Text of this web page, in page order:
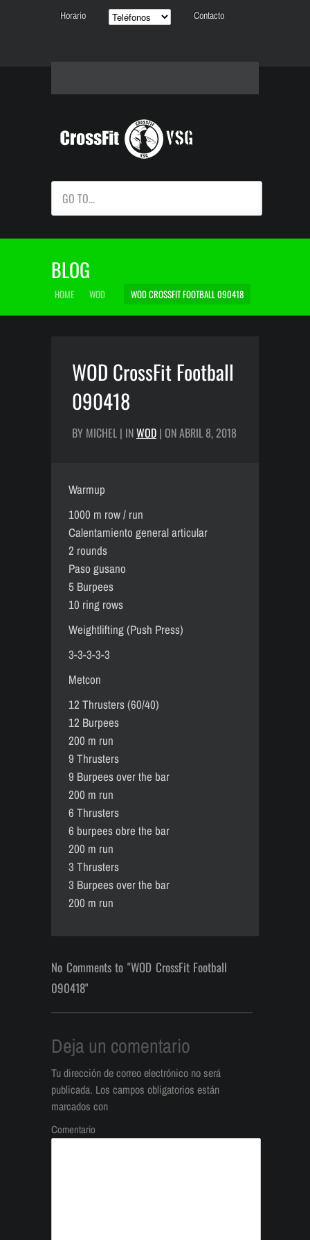
Horario Contacto
GO TO...
BLOG
HOME WOD WOD CROSSFIT FOOTBALL 090418
WOD CrossFit Football
090418
BY MICHEL | INWOD | ON ABRIL 8, 2018
Warmup
1000 m row / run
Calentamiento general articular
2 rounds
Paso gusano
5 Burpees
10 ring rows
Weightlifting (Push Press)
3-3-3-3-3
Metcon
12 Thrusters (60/40)
12 Burpees
200 m run
9 Thrusters
9 Burpees over the bar
200 m run
6 Thrusters
6 burpees obre the bar
200 m run
3 Thrusters
3 Burpees over the bar
200 m run
No Comments to "WOD CrossFit Football
090418"
Deja un comentario
Tu dirección de correo electrónico no será
publicada. Los campos obligatorios están
marcados con
Comentario